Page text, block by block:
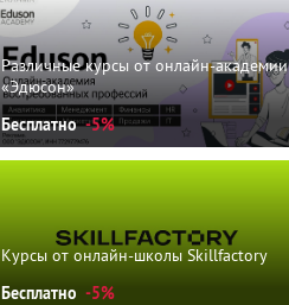
Различные курсы от онлайн-академии
«Эдюсон»
Бесплатно -5%
Курсы от онлайн-школы Skillfactory
Бесплатно -5%